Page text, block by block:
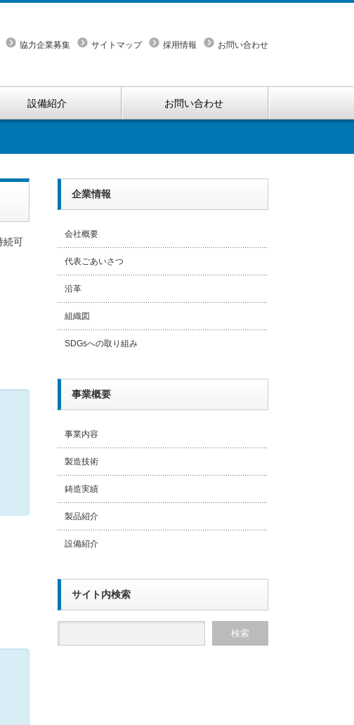
協力企業募集 サイトマップ 採用情報 お問い合わせ
設備紹介 お問い合わせ
続可
企業情報
会社概要
代表ごあいさつ
沿革
組織図
SDGsへの取り組み
事業概要
事業内容
製造技術
鋳造実績
製品紹介
設備紹介
サイト内検索